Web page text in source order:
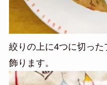
絞りの上に4つに切っ
飾ります。